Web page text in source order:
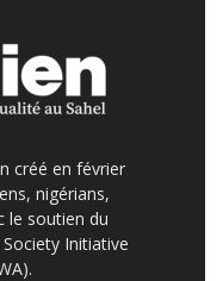
créé en février
nigérians,
le soutien du
Initiative